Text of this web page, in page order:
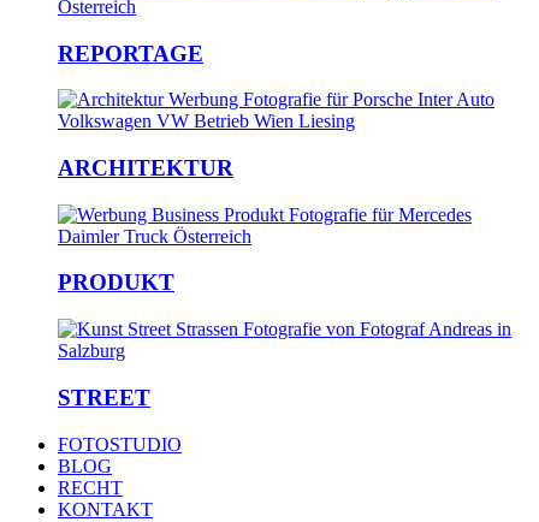
REPORTAGE
ARCHITEKTUR
PRODUKT
STREET
FOTOSTUDIO
BLOG
RECHT
KONTAKT